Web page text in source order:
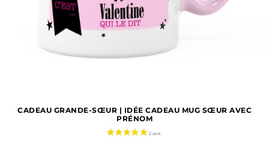
CADEAU GRANDE-SŒUR | IDÉE CADEAU MUG SŒUR AVEC
PRÉNOM